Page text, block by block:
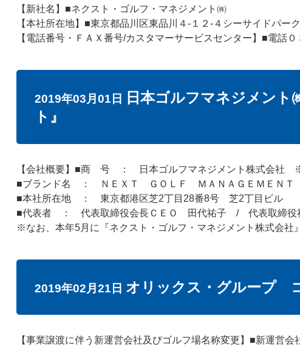
【新社名】■ネクスト・ゴルフ・マネジメント㈱
【本社所在地】■東京都品川区東品川４-１２-４シーサイドパー
【電話番号・ＦＡＸ番号/カスタマーサービスセンター】■電話
2019年03月01日
日本ゴルフマネジメン
ト』
【会社概要】■商 号 ： 日本ゴルフマネジメント株式会社 ※
■ブランド名 ： ＮＥＸＴ ＧＯＬＦ ＭＡＮＡＧＥＭＥＮ
■本社所在地 ： 東京都港区芝2丁目28番8号 芝2丁目ビル
■代表者 ： 代表取締役会長ＣＥＯ 田代祐子 / 代表取締役
※なお、本年5月に『ネクスト・ゴルフ・マネジメント株式会社
2019年02月21日 オリックス・グループ
【事業譲渡に伴う新運営会社及びゴルフ場名称変更】■新運営